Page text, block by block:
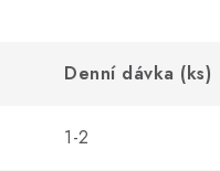
Denní dávka (ks)
1-2